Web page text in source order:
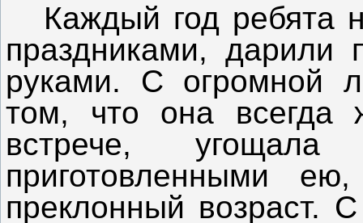
Каждый год ребята
праздниками, дарили
руками. С огромной
том, что она всегда
встрече,
приготовленными
преклонный возраст.